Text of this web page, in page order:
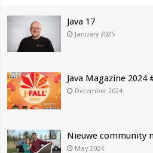
Java 17
January 2025
Java Magazine 2024
December 2024
Nieuwe community
May 2024